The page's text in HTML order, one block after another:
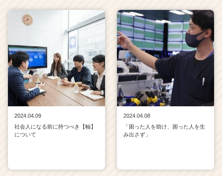
2024.04.09
社会人になる前に持つべき【軸】
について
2024.04.08
「困った人を助け、困った人を生
み出さず」